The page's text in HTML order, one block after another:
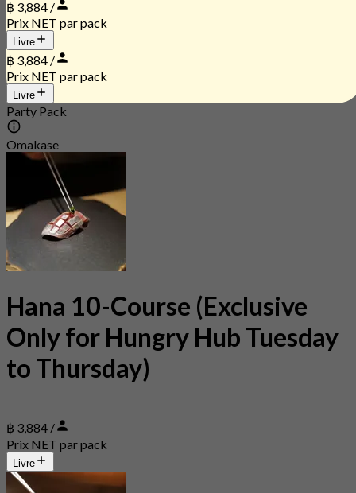
฿ 3,884 /
Prix NET par pack
Livre
฿ 3,884 /
Prix NET par pack
Livre
Party Pack
Omakase
Hana 10-Course (Exclusive
Only for Hungry Hub Tuesday
to Thursday)
฿ 3,884 /
Prix NET par pack
Livre